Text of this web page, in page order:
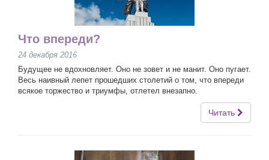
Что впереди?
24 декабря 2016
Будущее не вдохновляет. Оно не зовет и не манит. Оно пугает.
Весь наивный лепет прошедших столетий о том, что впереди
всякое торжество и триумфы, отлетел внезапно.
Читать